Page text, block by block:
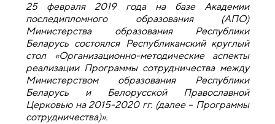
25 февраля 2019 года на базе Академии
последипломного образования (АПО)
Министерства образования Республики
Беларусь состоялся Республиканский круглый
стол «Организационно-методические аспекты
реализации Программы сотрудничества между
Министерством образования Республики
Беларусь и Белорусской Православной
Церковью на 2015-2020 гг. (далее – Программы
сотрудничества)».